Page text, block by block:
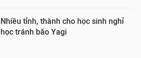
Nhiều tỉnh, thành cho học sinh nghỉ
học tránh bão Yagi